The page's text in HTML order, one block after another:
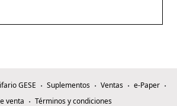
GESE Suplementos Ventas
e-Paper
venta
Términos y condiciones